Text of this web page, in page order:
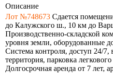
Описание
Лот №748673 Сдается
до Калужского ш., 10 км до
Производственно-складской
уровня земли, оборудованные
Система контроля, доступ 24/
территория, парковка
Долгосрочная аренда от 7 лет,